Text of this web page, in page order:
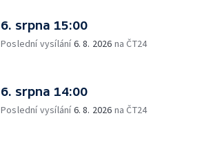
6. srpna 15:00
Poslední vysílání6. 8. 2026 na ČT24
6. srpna 14:00
Poslední vysílání6. 8. 2026 na ČT24